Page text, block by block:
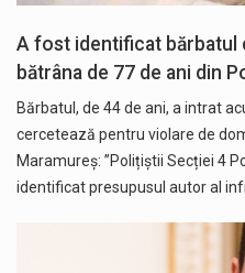
A fost identificat bărbatul
bătrâna de 77 de ani din
Bărbatul, de 44 de ani, a intrat
cercetează pentru violare de
Maramureș: ”Polițiștii Secției 4
identificat presupusul autor al